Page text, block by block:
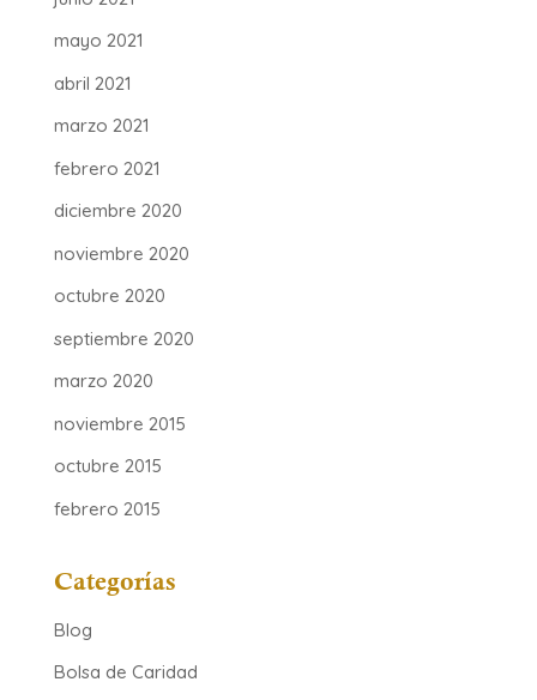
mayo 2021
abril 2021
marzo 2021
febrero 2021
diciembre 2020
noviembre 2020
octubre 2020
septiembre 2020
marzo 2020
noviembre 2015
octubre 2015
febrero 2015
Categorías
Blog
Bolsa de Caridad